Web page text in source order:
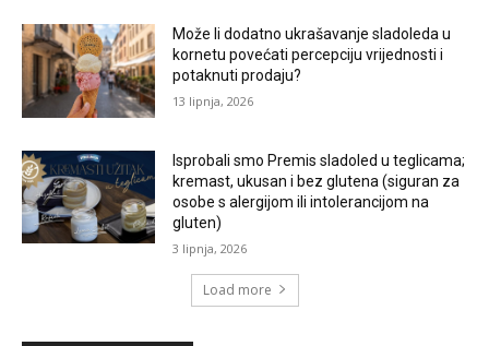
Može li dodatno ukrašavanje sladoleda u
kornetu povećati percepciju vrijednosti i
potaknuti prodaju?
13 lipnja, 2026
Isprobali smo Premis sladoled u teglicama;
kremast, ukusan i bez glutena (siguran za
osobe s alergijom ili intolerancijom na
gluten)
3 lipnja, 2026
Load more